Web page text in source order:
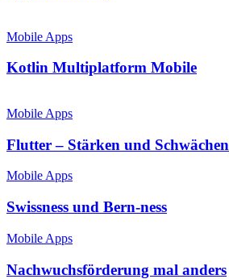
Mobile Apps
Kotlin Multiplatform Mobile
Mobile Apps
Flutter – Stärken und Schwächen
Mobile Apps
Swissness und Bern-ness
Mobile Apps
Nachwuchsförderung mal anders